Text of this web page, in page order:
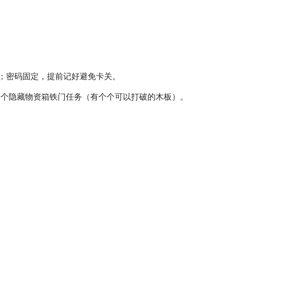
码固定，提前记好避免卡关。
藏物资箱铁门任务（有个个可以打破的木板）。